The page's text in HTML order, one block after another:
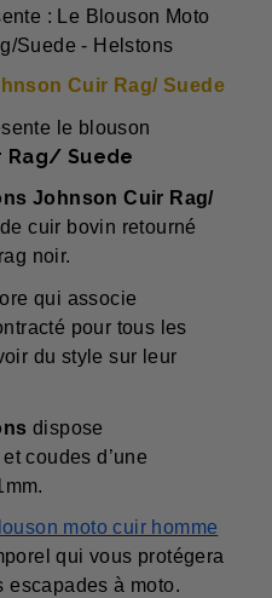
: Le Blouson Moto
Suede - Helstons
Cuir Rag/ Suede
le blouson
Rag/ Suede
Johnson Cuir Rag/
cuir bovin retourné
noir.
qui associe
pour tous les
du style sur leur
dispose
coudes d’une
moto cuir homme
qui vous protégera
escapades à moto.